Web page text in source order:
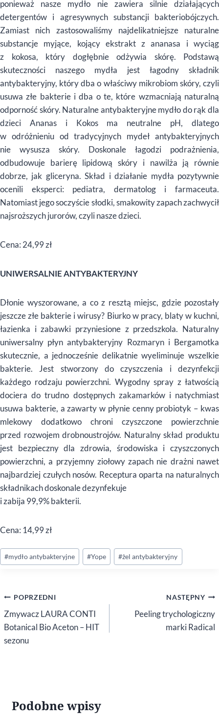
ponieważ nasze mydło nie zawiera
silnie działających
detergentów i agresywnych substancji bakteriobójczych.
Zamiast nich zastosowaliśmy najdelikatniejsze naturalne
substancje myjące, kojący ekstrakt z ananasa i wyciąg
z kokosa, który dogłębnie odżywia skórę. Podstawą
skuteczności naszego mydła jest łagodny składnik
antybakteryjny, który dba o właściwy mikrobiom skóry, czyli
usuwa złe bakterie i dba o te, które wzmacniają naturalną
odporność skóry. Naturalne antybakteryjne mydło do rąk dla
dzieci Ananas i Kokosma neutralne pH, dlatego
w odróżnieniu od tradycyjnych mydeł antybakteryjnych
nie wysusza skóry. Doskonale łagodzi podrażnienia,
odbudowuje barierę lipidową skóry i nawilża ją równie
dobrze, jak gliceryna. Skład i działanie mydła pozytywnie
ocenili eksperci: pediatra, dermatolog i farmaceuta.
Natomiast jego soczyście słodki, smakowity zapach zachwycił
najsroższych jurorów, czyli nasze dzieci.
Cena: 24,99 zł
UNIWERSALNIE ANTYBAKTERYJNY
Dłonie wyszorowane, a co z resztą miejsc, gdzie pozostały
jeszcze złe bakterie i wirusy? Biurko w pracy, blaty w kuchni,
łazienka i zabawki przyniesione z przedszkola. Naturalny
uniwersalny płyn antybakteryjny Rozmaryn i Bergamotka
skutecznie, a jednocześnie delikatnie wyeliminuje wszelkie
bakterie. Jest stworzony do czyszczenia i dezynfekcji
każdego rodzaju powierzchni. Wygodny spray z łatwością
dociera do trudno dostępnych zakamarków i natychmiast
usuwa bakterie, a zawarty w płynie cenny probiotyk – kwas
mlekowy dodatkowo chroni czyszczone powierzchnie
przed rozwojem drobnoustrojów. Naturalny skład produktu
jest bezpieczny dla zdrowia, środowiska i czyszczonych
powierzchni, a przyjemny ziołowy zapach nie drażni nawet
najbardziej czułych nosów. Receptura oparta na naturalnych
składnikach doskonale dezynfekuje
i zabija 99,9% bakterii.
Cena: 14,99 zł
Tagi
wpisu:
#mydło antybakteryjne #Yope #żel antybakteryjny
Nawigacja
wpisu
POPRZEDNI
Zmywacz LAURA CONTI
Botanical Bio Aceton – HIT
sezonu
NASTĘPNY
Peeling trychologiczny
marki Radical
Podobne wpisy